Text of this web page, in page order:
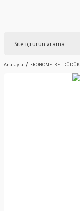
Anasayfa KRONOMETRE - DÜDÜK